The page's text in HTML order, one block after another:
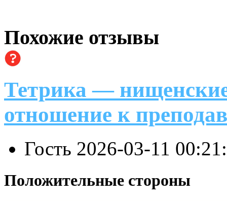
Похожие отзывы
Тетрика —
отношение к
Гость 2026-03-11
Положительные стороны